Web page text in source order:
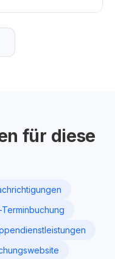
für diese